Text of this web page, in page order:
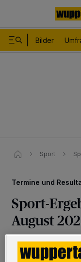
Bilder
Sport
Termine und
Sport-
August
Wuppertal· Hier
Sportclubs aus